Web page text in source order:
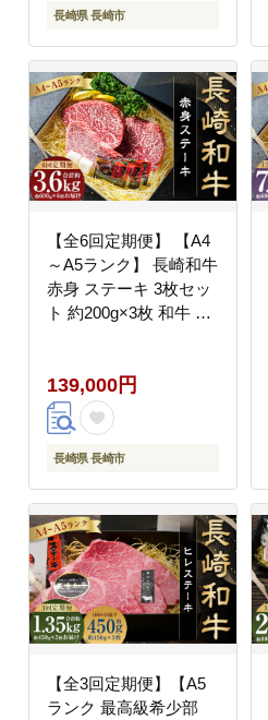
長崎県 長崎市
【全6回定期便】 【A4
～A5ランク】 長崎和牛
赤身 ステーキ 3枚セッ
ト 約200g×3枚 和牛 国
139,000円
長崎県 長崎市
【全3回定期便】【A5
ランク 最高級希少部